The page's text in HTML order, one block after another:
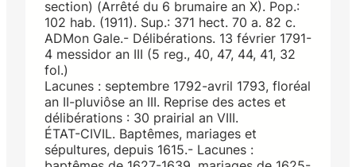
section) (Arrêté du 6 brumaire an X). Pop.:
102 hab. (1911). Sup.: 371 hect. 70 a. 82 c.
ADMon Gale.- Délibérations. 13 février 1791-
4 messidor an III (5 reg., 40, 47, 44, 41, 32
fol.)
Lacunes : septembre 1792-avril 1793, floréal
an II-pluviôse an III. Reprise des actes et
délibérations : 30 prairial an VIII.
ÉTAT-CIVIL. Baptêmes, mariages et
sépultures, depuis 1615.- Lacunes :